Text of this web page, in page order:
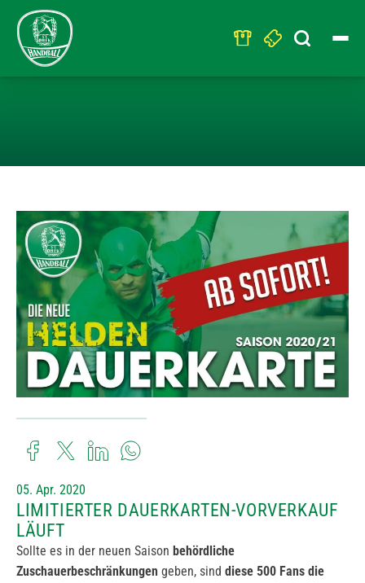
Search
for:
05. Apr. 2020
LIMITIERTER DAUERKARTEN-VORVERKAUF
LÄUFT
Sollte es in der neuen Saison behördliche
Zuschauerbeschränkungen geben, sind diese 500 Fans die